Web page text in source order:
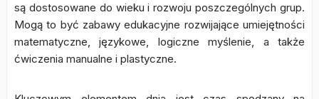
są dostosowane do wieku i rozwoju poszczególnych grup.
Mogą to być zabawy edukacyjne rozwijające umiejętności
matematyczne, językowe, logiczne myślenie, a także
ćwiczenia manualne i plastyczne.